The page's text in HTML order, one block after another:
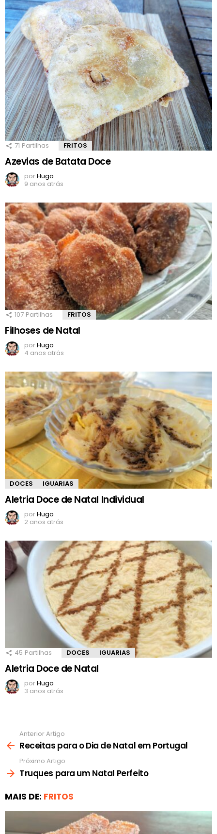
71 Partilhas FRITOS
Azevias de Batata Doce
porHugo
9 anos atrás
107 Partilhas FRITOS
Filhoses de Natal
porHugo
4 anos atrás
DOCES IGUARIAS
Aletria Doce de Natal Individual
porHugo
2 anos atrás
45 Partilhas DOCES IGUARIAS
Aletria Doce de Natal
porHugo
3 anos atrás
mais
Anterior Artigo
Receitas para o Dia de Natal em Portugal
Próximo Artigo
Truques para um Natal Perfeito
MAIS DE: FRITOS